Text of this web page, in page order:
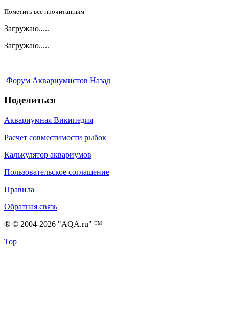
Пометить все прочитанным
Загружаю.....
Загружаю.....
Форум Аквариумистов Назад
Поделиться
Аквариумная Википедия
Расчет совместимости рыбок
Калькулятор аквариумов
Пользовательское соглашение
Правила
Обратная связь
® © 2004-2026 "AQA.ru" ™
Top